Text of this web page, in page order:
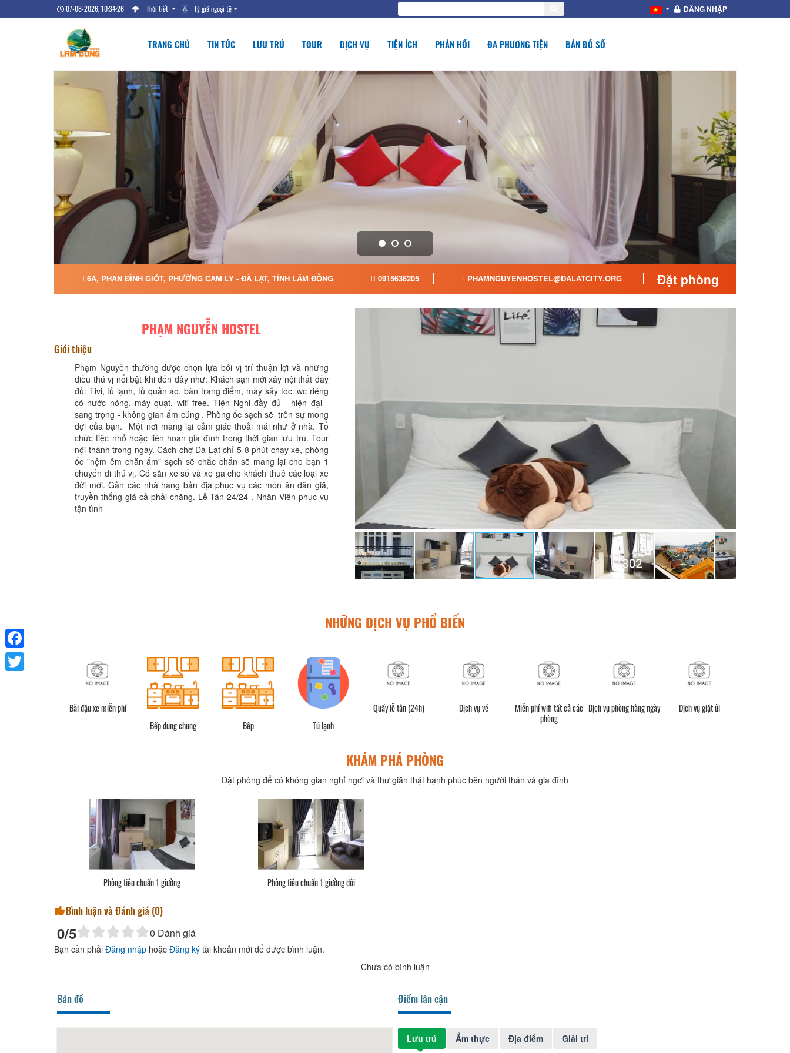
07-08-2026, 10:34:27 Thời tiết Tỷ giá ngoại tệ ĐĂNG NHẬP
TRANG CHỦ TIN TỨC LƯU TRÚ TOUR DỊCH VỤ TIỆN ÍCH PHẢN HỒI ĐA PHƯƠNG TIỆN BẢN ĐỒ SỐ
6A, PHAN ĐÌNH GIÓT, PHƯỜNG CAM LY - ĐÀ LẠT, TỈNH LÂM ĐỒNG 0915636205 PHAMNGUYENHOSTEL@DALATCITY.ORG Đặt phòng
PHẠM NGUYỄN HOSTEL
Giới thiệu
Phạm Nguyễn thường được chọn lựa bởi vị trí thuận lợi và những
điều thú vị nổi bật khi đến đây như: Khách sạn mới xây nội thất đầy
đủ: Tivi, tủ lạnh, tủ quần áo, bàn trang điểm, máy sấy tóc. wc riêng
có nước nóng, máy quạt, wifi free. Tiện Nghi đầy đủ - hiện đại -
sang trọng - không gian ấm cúng . Phòng ốc sạch sẽ trên sự mong
đợi của bạn. Một nơi mang lại cảm giác thoải mái như ở nhà. Tổ
chức tiệc nhỏ hoặc liên hoan gia đình trong thời gian lưu trú. Tour
nội thành trong ngày. Cách chợ Đà Lạt chỉ 5-8 phút chạy xe, phòng
ốc "nệm êm chăn ấm" sạch sẽ chắc chắn sẽ mang lại cho bạn 1
chuyến đi thú vị. Có sẵn xe số và xe ga cho khách thuê các loại xe
đời mới. Gần các nhà hàng bản địa phục vụ các món ăn dân giã,
truyền thống giá cả phải chăng. Lễ Tân 24/24 . Nhân Viên phục vụ
tận tình
NHỮNG DỊCH VỤ PHỔ BIẾN
Bãi đậu xe miễn phí
Bếp dùng chung
Bếp Tủ lạnh
Quầy lễ tân (24h) Dịch vụ vé
Miễn phí wifi tất cả các
phòng
Dịch vụ phòng hàng ngày Dịch vụ giặt ủi
KHÁM PHÁ PHÒNG
Đặt phòng để có không gian nghỉ ngơi và thư giãn thật hạnh phúc bên người thân và gia đình
Phòng tiêu chuẩn 1 giường Phòng tiêu chuẩn 1 giường đôi
Bình luận và Đánh giá (0)
0/5 0 Đánh giá
Bạn cần phải Đăng nhập hoặc Đăng ký tài khoản mới để được bình luận.
Chưa có bình luận
Bản đồ Điểm lân cận
Lưu trú Ẩm thực Địa điểm Giải trí
Facebook